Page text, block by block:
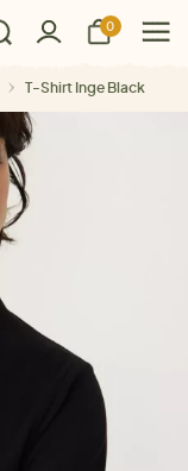
0
T-Shirt Inge Black